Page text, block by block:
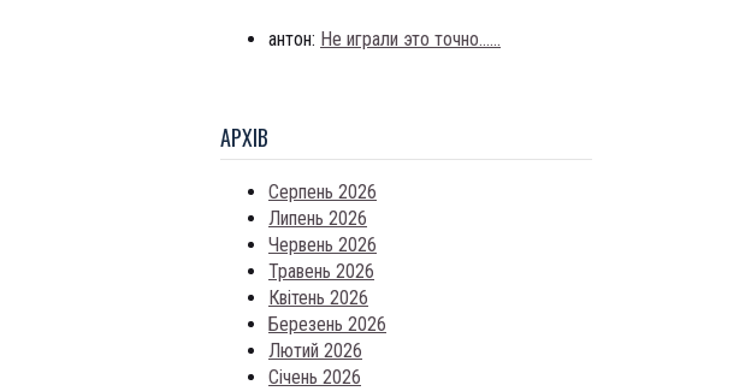
антон: Не играли это точно......
АРХIВ
Серпень 2026
Липень 2026
Червень 2026
Травень 2026
Квітень 2026
Березень 2026
Лютий 2026
Січень 2026